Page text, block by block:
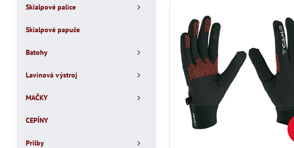
Skialpové palice
Skialpové papuče
Batohy
Lavínová výstroj
MAČKY
CEPÍNY
Prilby